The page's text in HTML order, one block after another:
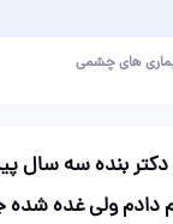
های چشمی
دکتر بنده سه سال
دادم ولی غده شده